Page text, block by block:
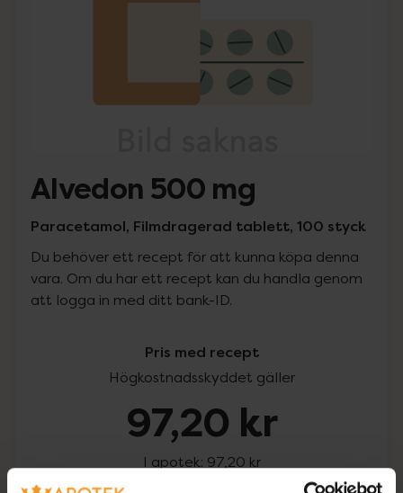
Alvedon 500 mg
Paracetamol, Filmdragerad tablett, 100 styck
Du behöver ett recept för att kunna köpa denna
vara. Om du har ett recept kan du handla genom
att logga in med ditt bank-ID.
Pris med recept
Högkostnadsskyddet gäller
97,20 kr
I apotek: 97,20 kr